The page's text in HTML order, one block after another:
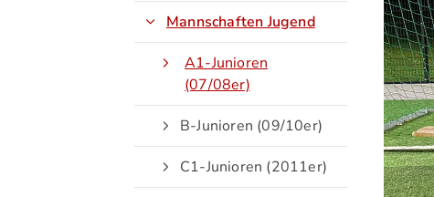
Mannschaften Jugend
A1-Junioren
(07/08er)
B-Junioren (09/10er)
C1-Junioren (2011er)
Quicklinks